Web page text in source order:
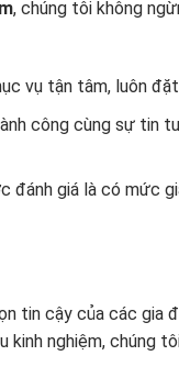
, chúng tôi không
vụ tận tâm, luôn
công cùng sự tin
đánh giá là có mức
tin cậy của các gia
kinh nghiệm, chúng